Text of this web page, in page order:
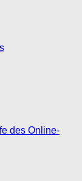
des Online-